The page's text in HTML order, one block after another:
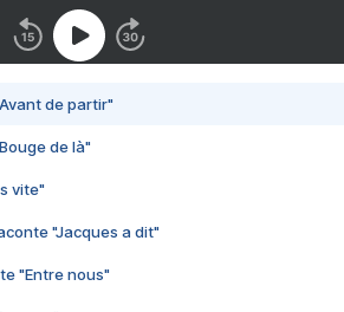
de partir"
de là"
vite"
"Jacques a dit"
"Entre nous"